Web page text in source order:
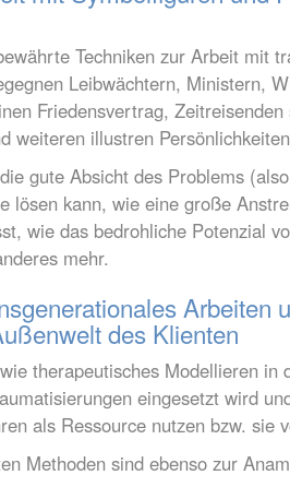
Techniken zur Arbeit mit
Leibwächtern, Ministern,
Friedensvertrag,
weiteren illustren
gute Absicht des Problems
lösen kann, wie eine große
wie das bedrohliche Potenzial
mehr.
Arbeiten
des Klienten
therapeutisches Modellieren
eingesetzt wird
als Ressource nutzen bzw.
Methoden sind ebenso zur